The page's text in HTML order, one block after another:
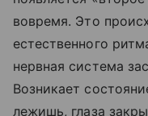
вовремя. Это
естественного
нервная система
Возникает
лежишь, глаза